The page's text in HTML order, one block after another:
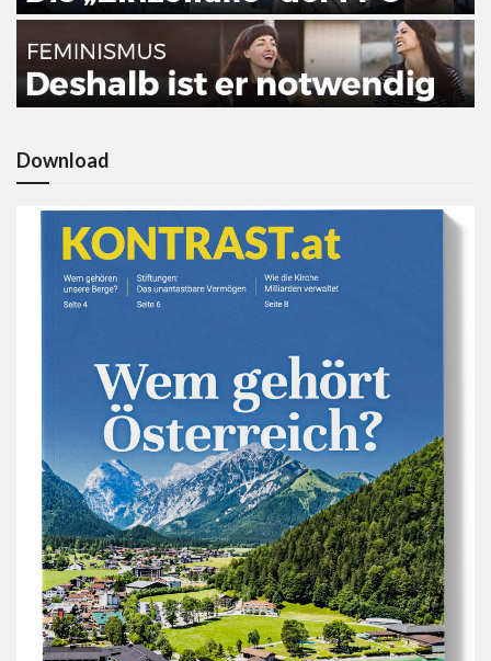
Download